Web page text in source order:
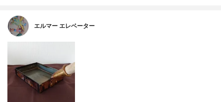
エルマー エレベーター